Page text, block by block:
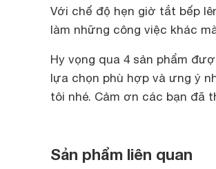
Với chế độ hẹn giờ tắt bếp
làm những công việc khác
Hy vọng qua 4 sản phẩm
lựa chọn phù hợp và ưng ý
tôi nhé. Cảm ơn các bạn đã
Sản phẩm liên quan